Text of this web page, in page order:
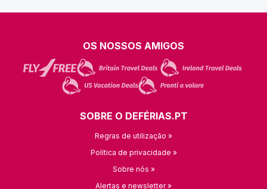
OS NOSSOS AMIGOS
SOBRE O DEFÉRIAS.PT
Regras de utilização »
Política de privacidade »
Sobre nós »
Alertas e newsletter »